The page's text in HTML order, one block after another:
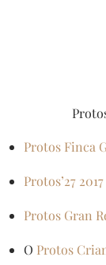
Protos Finca
Protos’27 2017
Protos Gran
O Protos